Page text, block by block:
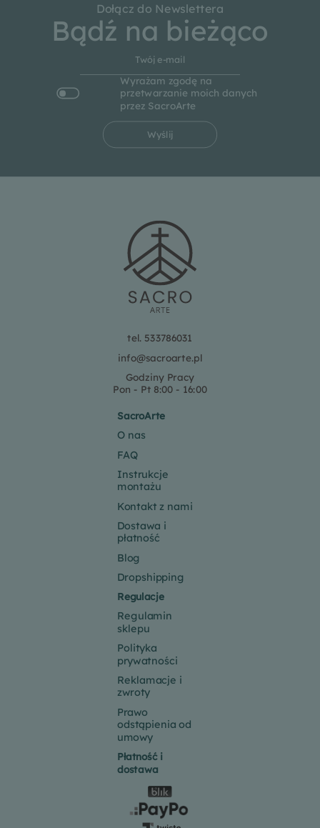
Dołącz do Newslettera
Bądź na bieżąco
Wyrażam zgodę na
przetwarzanie moich danych
przez SacroArte
Wyślij
tel. 533786031
info@sacroarte.pl
Godziny Pracy
Pon - Pt 8:00 - 16:00
SacroArte
O nas
FAQ
Instrukcje
montażu
Kontakt z nami
Dostawa i
płatność
Blog
Dropshipping
Regulacje
Regulamin
sklepu
Polityka
prywatności
Reklamacje i
zwroty
Prawo
odstąpienia od
umowy
Płatność i
dostawa